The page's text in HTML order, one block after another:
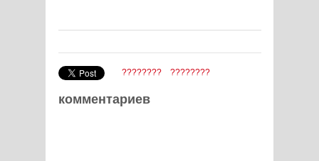
???????? ????????
комментариев